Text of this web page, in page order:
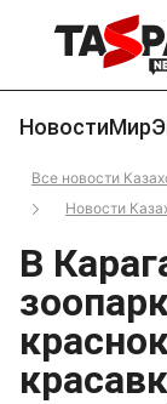
НовостиМир
Все новости
Новости
В